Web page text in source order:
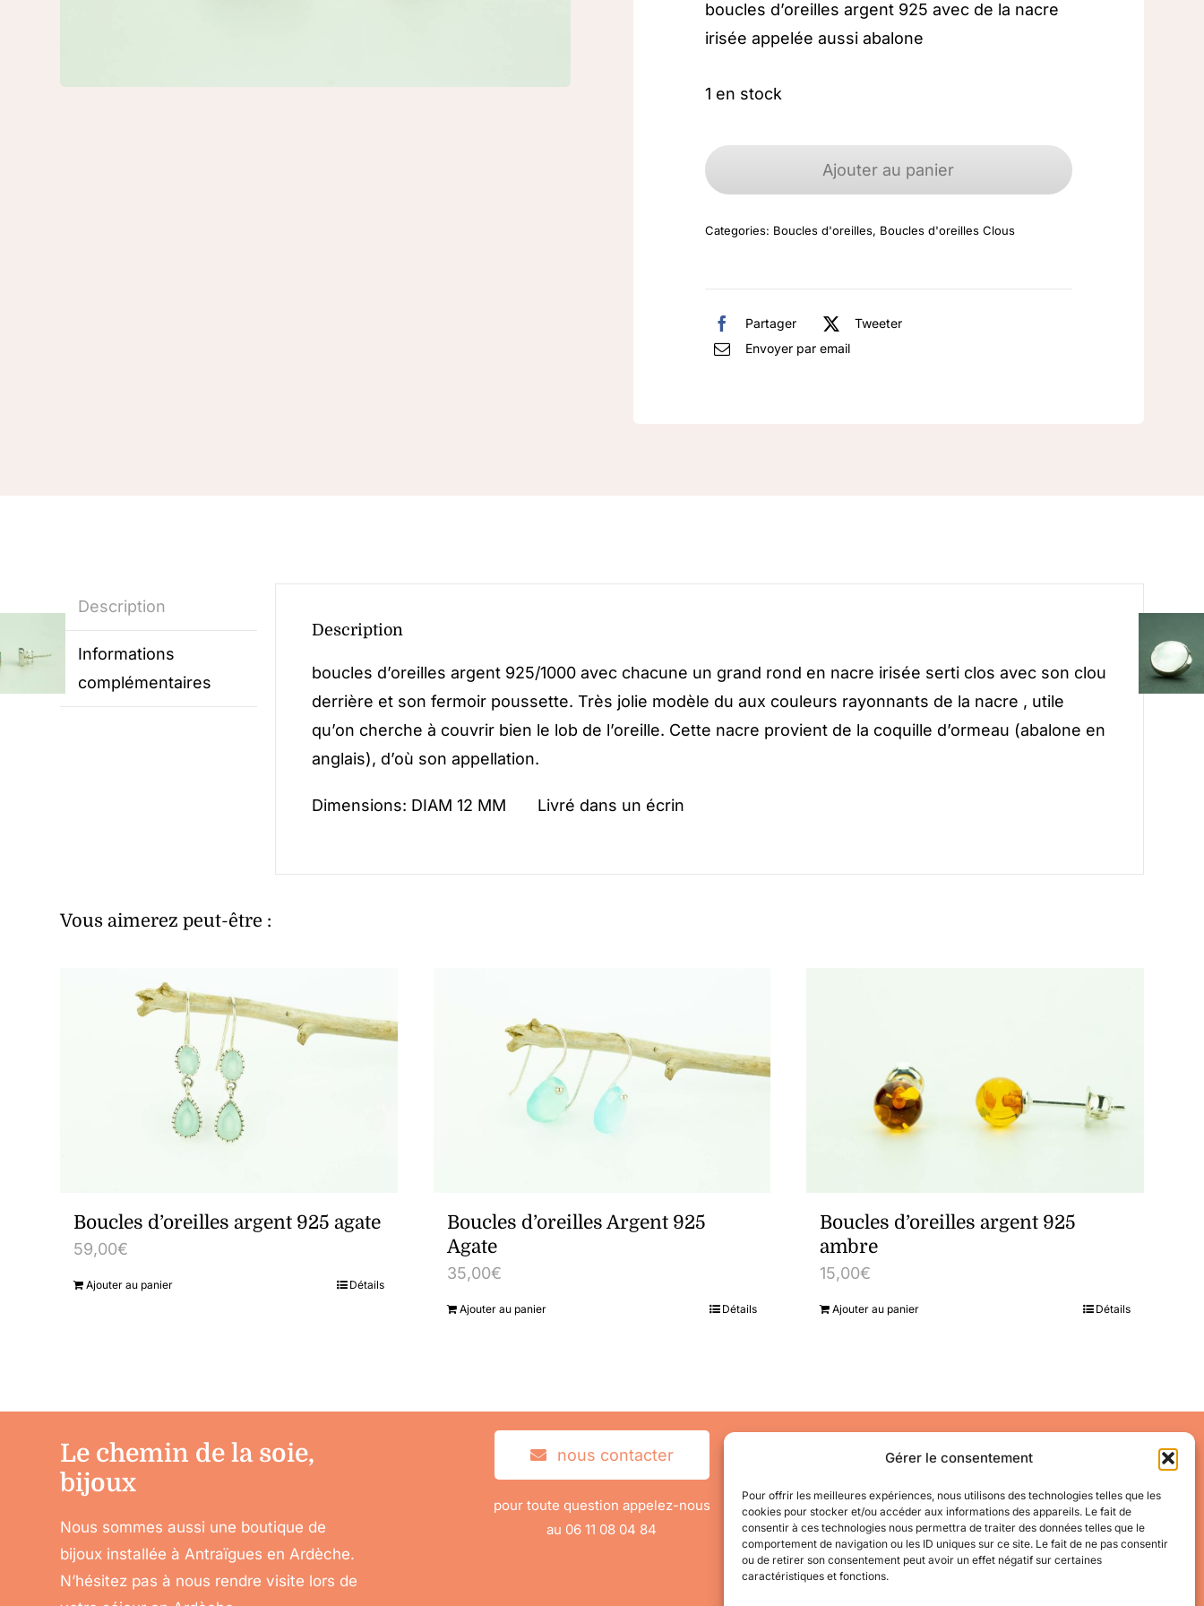
Gérer le consentement
Pour offrir les meilleures expériences, nous utilisons des technologies telles que les
cookies pour stocker et/ou accéder aux informations des appareils. Le fait de
consentir à ces technologies nous permettra de traiter des données telles que le
comportement de navigation ou les ID uniques sur ce site. Le fait de ne pas consentir
ou de retirer son consentement peut avoir un effet négatif sur certaines
caractéristiques et fonctions.
boucles d’oreilles argent 925 avec de la nacre
irisée appelée aussi abalone
1 en stock
de
argent
Abalone
Ajouter au panier
Categories: Boucles d'oreilles, Boucles d'oreilles Clous
Partager
Tweeter
Envoyer par email
Description
Informations
complémentaires
Description
boucles d’oreilles argent 925/1000 avec chacune un grand rond en nacre irisée serti clos avec son clou
derrière et son fermoir poussette. Très jolie modèle du aux couleurs rayonnants de la nacre , utile
qu’on cherche à couvrir bien le lob de l’oreille. Cette nacre provient de la coquille d’ormeau (abalone en
anglais), d’où son appellation.
Dimensions: DIAM 12 MM Livré dans un écrin
Vous aimerez peut-être :
Boucles d’oreilles argent 925 agate
59,00€
Ajouter au panier Détails
Boucles d’oreilles Argent 925
Agate
35,00€
Ajouter au panier Détails
Boucles d’oreilles argent 925
ambre
15,00€
Ajouter au panier Détails
Le chemin de la soie,
bijoux
Nous sommes aussi une boutique de
bijoux installée à Antraïgues en Ardèche.
N’hésitez pas à nous rendre visite lors de
nous contacter
pour toute question appelez-nous
au 06 11 08 04 84
Mes informations
Mes commandes
Conditions Générales de Vente